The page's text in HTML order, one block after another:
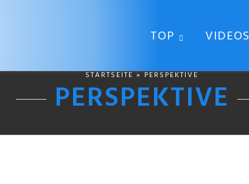
TOP VIDEOS
STARTSEITE » PERSPEKTIVE
PERSPEKTIVE